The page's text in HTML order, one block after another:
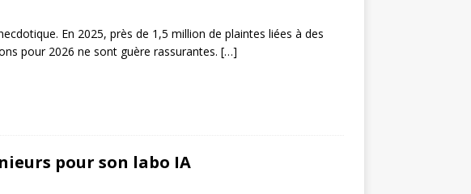
En 2025, près de 1,5 million de plaintes liées à des
pour 2026 ne sont guère rassurantes. […]
pour son labo IA